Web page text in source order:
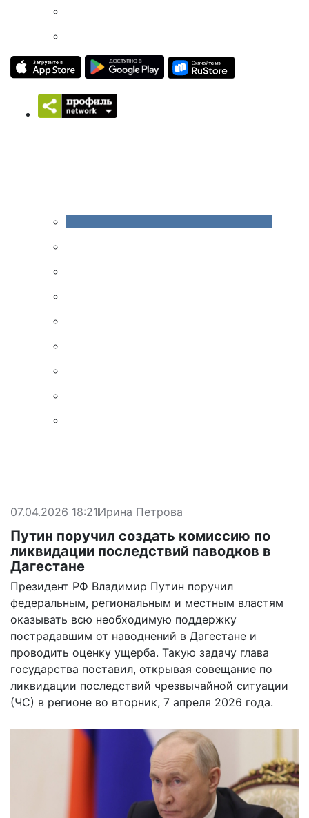
07.04.2026 18:21Ирина Петрова
Путин поручил создать комиссию по
ликвидации последствий паводков в
Дагестане
Президент РФ Владимир Путин поручил
федеральным, региональным и местным властям
оказывать всю необходимую поддержку
пострадавшим от наводнений в Дагестане и
проводить оценку ущерба. Такую задачу глава
государства поставил, открывая совещание по
ликвидации последствий чрезвычайной ситуации
(ЧС) в регионе во вторник, 7 апреля 2026 года.